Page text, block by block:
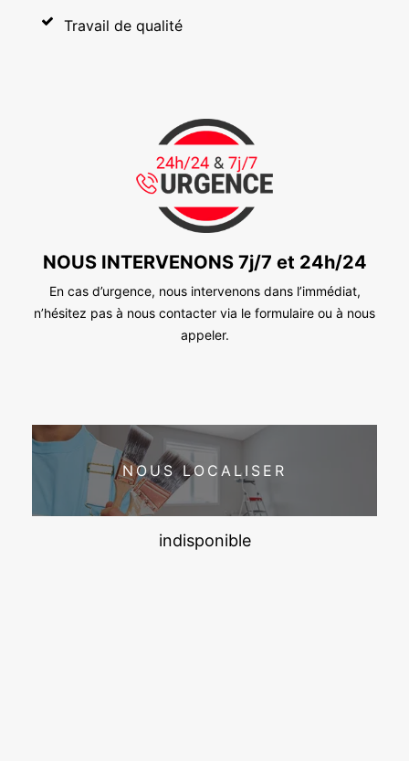
Travail de qualité
NOUS INTERVENONS 7j/7 et 24h/24
En cas d’urgence, nous intervenons dans l’immédiat,
n’hésitez pas à nous contacter via le formulaire ou à nous
appeler.
NOUS LOCALISER
indisponible